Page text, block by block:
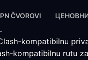
ČVOROVI
kompatibilnu
kompatibilnu rutu